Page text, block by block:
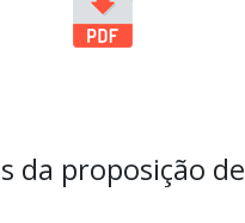
da proposição de